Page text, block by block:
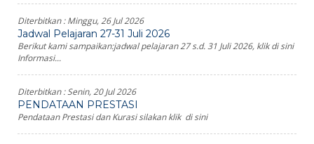
Diterbitkan :Minggu, 26 Jul 2026
Jadwal Pelajaran 27-31 Juli 2026
Berikut kami sampaikan:jadwal pelajaran 27 s.d. 31 Juli 2026, klik di sini
Informasi...
Diterbitkan :Senin, 20 Jul 2026
PENDATAAN PRESTASI
Pendataan Prestasi dan Kurasi silakan klik di sini